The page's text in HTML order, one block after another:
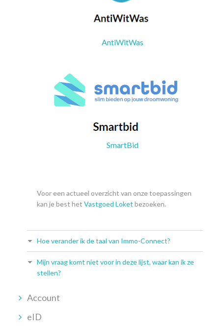
AntiWitWas
SmartBid
Voor een actueel overzicht van onze toepassingen
kan je best het Vastgoed Loket bezoeken.
Hoe verander ik de taal van Immo-Connect?
Mijn vraag komt niet voor in deze lijst, waar kan ik ze
stellen?
Account
eID